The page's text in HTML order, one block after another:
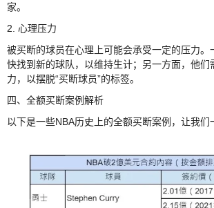
家。
2. 心理压力
被买断的球员在心理上可能会承受一定的压力。
快找到新的球队，以维持生计；另一方面，他们
力，以摆脱“买断球员”的标签。
四、全额买断案例解析
以下是一些NBA历史上的全额买断案例，让我们